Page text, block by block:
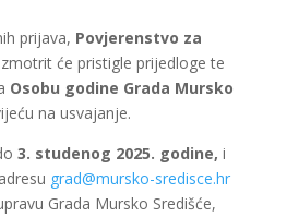
prijava, Povjerenstvo za
će pristigle prijedloge te
Osobu godine Grada Mursko
na usvajanje.
3. studenog 2025. godine, i
grad@mursko-sredisce.hr
Grada Mursko Središće,